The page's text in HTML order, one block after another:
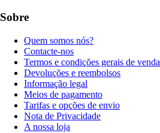
Sobre
Quem somos nós?
Contacte-nos
Termos e condições gerais de venda
Devoluções e reembolsos
Informação legal
Meios de pagamento
Tarifas e opções de envio
Nota de Privacidade
A nossa loja